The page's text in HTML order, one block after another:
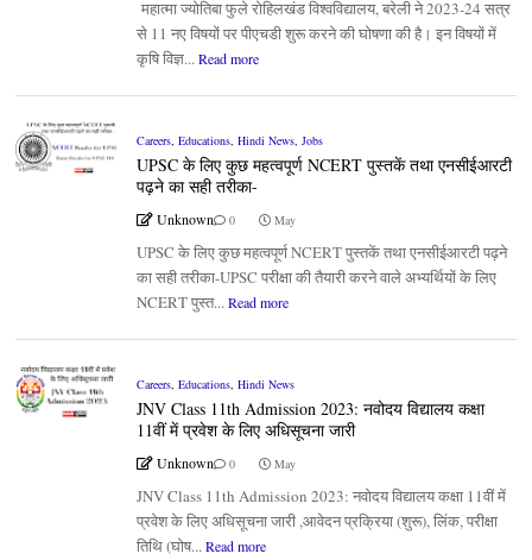
महात्मा ज्योतिबा फुले रोहिलखंड विश्वविद्यालय, बरेली ने 2023-24 सत्र
से 11 नए विषयों पर पीएचडी शुरू करने की घोषणा की है। इन विषयों में
कृषि विज्ञ... Read more
Careers, Educations, Hindi News, Jobs
UPSC के लिए कुछ महत्वपूर्ण NCERT पुस्तकें तथा एनसीईआरटी
पढ़ने का सही तरीका-
Unknown 0 May
UPSC के लिए कुछ महत्वपूर्ण NCERT पुस्तकें तथा एनसीईआरटी पढ़ने
का सही तरीका-UPSC परीक्षा की तैयारी करने वाले अभ्यर्थियों के लिए
NCERT पुस्त... Read more
Careers, Educations, Hindi News
JNV Class 11th Admission 2023: नवोदय विद्यालय कक्षा
11वीं में प्रवेश के लिए अधिसूचना जारी
Unknown 0 May
JNV Class 11th Admission 2023: नवोदय विद्यालय कक्षा 11वीं में
प्रवेश के लिए अधिसूचना जारी ,आवेदन प्रक्रिया (शुरू), लिंक, परीक्षा
तिथि (घोष... Read more